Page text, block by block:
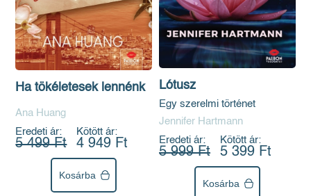
Ha tökéletesek lennénk
Ana Huang
Eredeti ár:
5 499 Ft
Kötött ár:
4 949 Ft
Kosárba
Lótusz
Egy szerelmi történet
Jennifer Hartmann
Eredeti ár:
5 999 Ft
Kötött ár:
5 399 Ft
Kosárba